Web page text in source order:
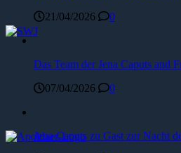
21/04/2026
0
Das Team der Jena Caputs
07/04/2026
0
Jena Caputs zu Gast zur Nacht